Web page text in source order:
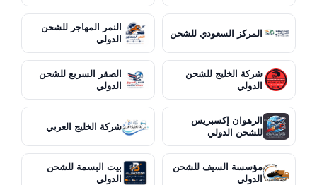
المركز السعودي للشحن
النمر المهاجر للشحن
الدولي
شركة الخليج للشحن
الدولي
الصقر السريع للشحن
الدولي
الرهوان إكسبريس
للشحن الدولي
شركة الخليج العربي
مؤسسة السيف للشحن
الدولي
بيت البسمة للشحن
الدولي